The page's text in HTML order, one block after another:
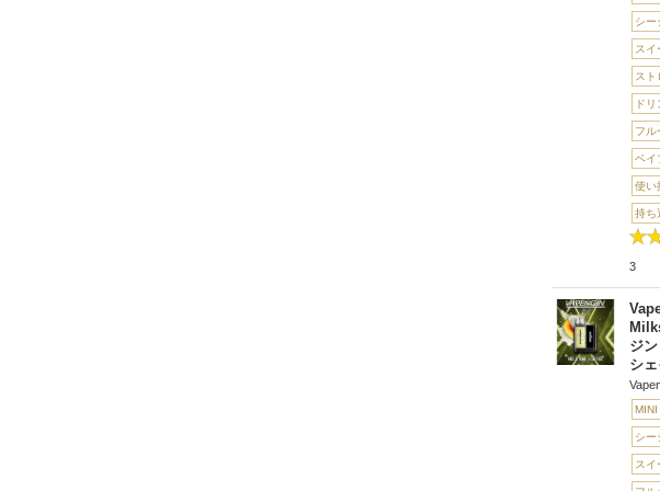
シー
スイ
スト
ド
フル
ベイ
使い
持ち
3
ジ
シェ
MINI
シー
スイ